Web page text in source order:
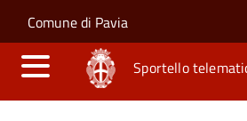
Salta al contenuto principale
Skip to site navigation
Comune di Pavia
Sportello